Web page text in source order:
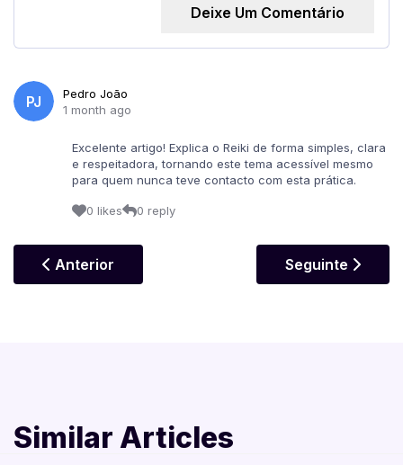
Deixe Um Comentário
PJ
Pedro João
1 month ago
Excelente artigo! Explica o Reiki de forma simples, clara
e respeitadora, tornando este tema acessível mesmo
para quem nunca teve contacto com esta prática.
0 likes 0 reply
Artigo Anterior: O Despertar Da Criança Interior E
Anterior Artigo Seguinte:
Seguinte
Similar Articles